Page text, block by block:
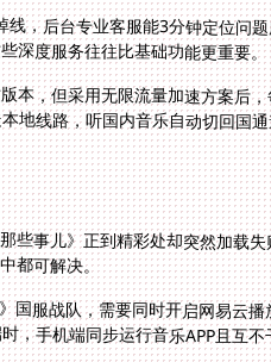
，后台专业客服能3分钟定位问
深度服务往往比基础功能更重要。
本，但采用无限流量加速方案后
地线路，听国内音乐自动切回国
些事儿》正到精彩处却突然加载
都可解决。
国服战队，需要同时开启网易云
手机端同步运行音乐APP且互